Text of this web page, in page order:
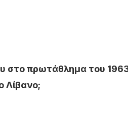
στο πρωτάθλημα του
Λίβανο;